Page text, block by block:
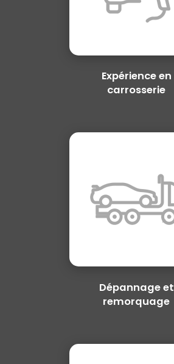
Expérience en
carrosserie
Dépannage et
remorquage